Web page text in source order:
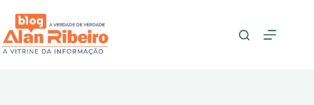
para
conteúdo